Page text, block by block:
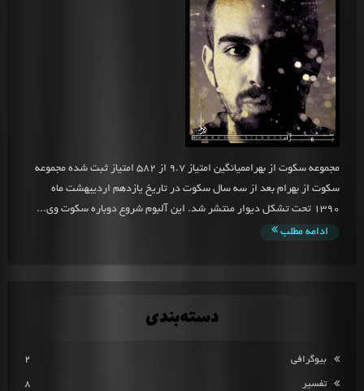
مجموعه سکوت از بهراممیانگین امتیاز 9.7 از 582 امتیاز ثبت شده مجموعه
سکوت از بهرام بعد از سه سال سکوت در تاریخ یازدهم اردییهشت ماه
1390 تحت تشکل دیوار منتشر شد. این آلبوم شروع دوباره سکوت وی...
ادامه مطلب
دسته‌بندی
بیوگرافی 2
تفسیر 8